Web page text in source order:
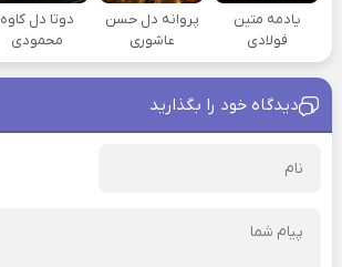
یادمه متین
فولادی
پروانه دل حسن
عاشوری
دوتا دل کاوه
محمودی
دیدگاه خود را بگذارید